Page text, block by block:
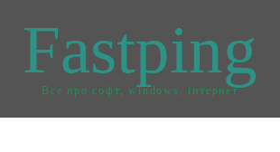
Fastping
Все про софт, windows, інтернет